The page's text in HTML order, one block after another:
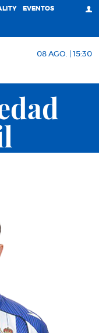
EVENTOS
08 AGO. | 15:30